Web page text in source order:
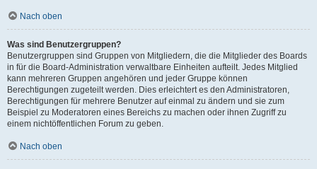
Nach oben
Was sind Benutzergruppen?
Benutzergruppen sind Gruppen von Mitgliedern, die die Mitglieder des Boards
in für die Board-Administration verwaltbare Einheiten aufteilt. Jedes Mitglied
kann mehreren Gruppen angehören und jeder Gruppe können
Berechtigungen zugeteilt werden. Dies erleichtert es den Administratoren,
Berechtigungen für mehrere Benutzer auf einmal zu ändern und sie zum
Beispiel zu Moderatoren eines Bereichs zu machen oder ihnen Zugriff zu
einem nichtöffentlichen Forum zu geben.
Nach oben